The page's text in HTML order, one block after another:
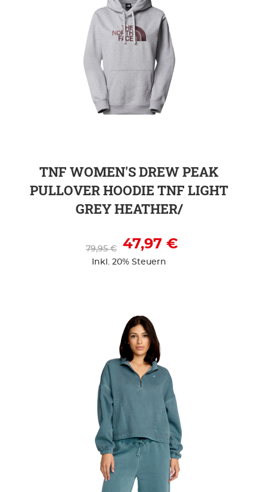
TNF WOMEN'S DREW PEAK
PULLOVER HOODIE TNF LIGHT
GREY HEATHER/
47,97 €
79,95 €
Inkl. 20% Steuern
ZUR DETAILSEITE
ZUR DETAILSEITE